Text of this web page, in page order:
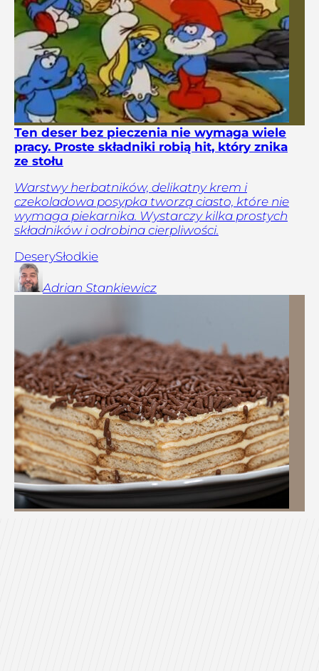
Ten deser bez pieczenia nie wymaga wiele
pracy. Proste składniki robią hit, który znika
ze stołu
Warstwy herbatników, delikatny krem i
czekoladowa posypka tworzą ciasto, które nie
wymaga piekarnika. Wystarczy kilka prostych
składników i odrobina cierpliwości.
DeserySłodkie
Adrian Stankiewicz